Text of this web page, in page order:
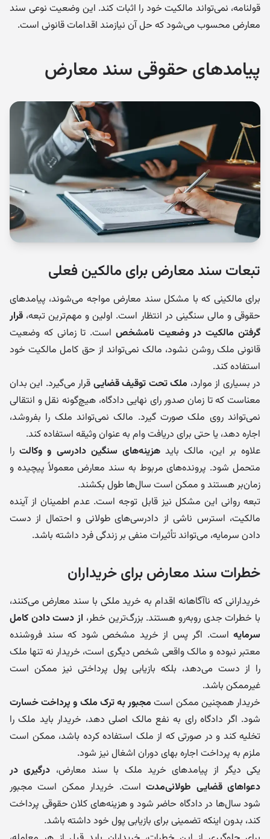
قولنامه، نمی‌تواند مالکیت خود را اثبات کند. این وضعیت نوعی سند
معارض محسوب می‌شود که حل آن نیازمند اقدامات قانونی است.
پیامدهای حقوقی سند معارض
تبعات سند معارض برای مالکین فعلی
برای مالکینی که با مشکل سند معارض مواجه می‌شوند، پیامدهای
حقوقی و مالی سنگینی در انتظار است. اولین و مهم‌ترین تبعه، قرار
گرفتن مالکیت در وضعیت نامشخص است. تا زمانی که وضعیت
قانونی ملک روشن نشود، مالک نمی‌تواند از حق کامل مالکیت خود
استفاده کند.
در بسیاری از موارد، ملک تحت توقیف قضایی قرار می‌گیرد. این بدان
معناست که تا زمان صدور رای نهایی دادگاه، هیچ‌گونه نقل و انتقالی
نمی‌تواند روی ملک صورت گیرد. مالک نمی‌تواند ملک را بفروشد،
اجاره دهد، یا حتی برای دریافت وام به عنوان وثیقه استفاده کند.
علاوه بر این، مالک باید هزینه‌های سنگین دادرسی و وکالترا
متحمل شود. پرونده‌های مربوط به سند معارض معمولاً پیچیده و
زمان‌بر هستند و ممکن است سال‌ها طول بکشند.
تبعه روانی این مشکل نیز قابل توجه است. عدم اطمینان از آینده
مالکیت، استرس ناشی از دادرسی‌های طولانی و احتمال از دست
دادن سرمایه، می‌تواند تأثیرات منفی بر زندگی فرد داشته باشد.
خطرات سند معارض برای خریداران
خریدارانی که ناآگاهانه اقدام به خرید ملکی با سند معارض می‌کنند،
با خطرات جدی روبه‌رو هستند. بزرگ‌ترین خطر، از دست دادن کامل
سرمایه است. اگر پس از خرید مشخص شود که سند فروشنده
معتبر نبوده و مالک واقعی شخص دیگری است، خریدار نه تنها ملک
را از دست می‌دهد، بلکه بازیابی پول پرداختی نیز ممکن است
غیرممکن باشد.
خریدار همچنین ممکن است مجبور به ترک ملک و پرداخت خسارت
شود. اگر دادگاه رای به نفع مالک اصلی دهد، خریدار باید ملک را
تخلیه کند و در صورتی که از ملک استفاده کرده باشد، ممکن است
ملزم به پرداخت اجاره بهای دوران اشغال نیز شود.
یکی دیگر از پیامدهای خرید ملک با سند معارض، درگیری در
دعواهای قضایی طولانی‌مدتاست. خریدار ممکن است مجبور
شود سال‌ها در دادگاه حاضر شود و هزینه‌های کلان حقوقی پرداخت
کند، بدون اینکه تضمینی برای بازیابی پول خود داشته باشد.